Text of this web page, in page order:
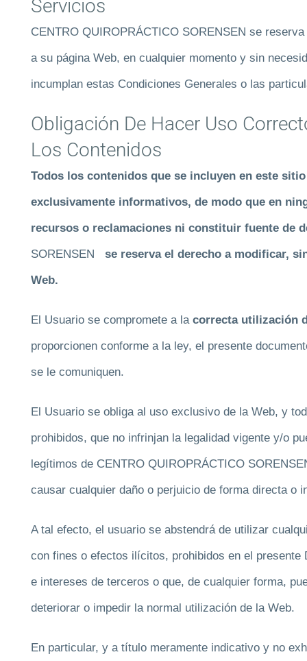
Servicios
CENTRO QUIROPRÁCTICO SORENSEN se
a su página Web, en cualquier momento y sin
incumplan estas Condiciones Generales o las
Obligación De Hacer Uso
Los Contenidos
Todos los contenidos que se incluyen en este
exclusivamente informativos, de modo que en
recursos o reclamaciones ni constituir fuente de
SORENSEN
se reserva el derecho a modificar,
Web.
El Usuario se compromete a la correcta utilización
proporcionen conforme a la ley, el presente
se le comuniquen.
El Usuario se obliga al uso exclusivo de la Web, y
prohibidos, que no infrinjan la legalidad vigente y/o
legítimos de CENTRO QUIROPRÁCTICO
causar cualquier daño o perjuicio de forma directa o
A tal efecto, el usuario se abstendrá de utilizar
con fines o efectos ilícitos, prohibidos en el
e intereses de terceros o que, de cualquier forma,
deteriorar o impedir la normal utilización de la Web.
En particular, y a título meramente indicativo y no